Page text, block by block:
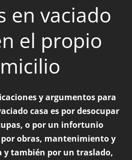
en vaciado
el propio
y argumentos para
casa es por desocupar
o por un infortunio
obras, mantenimiento y
y también por un traslado,